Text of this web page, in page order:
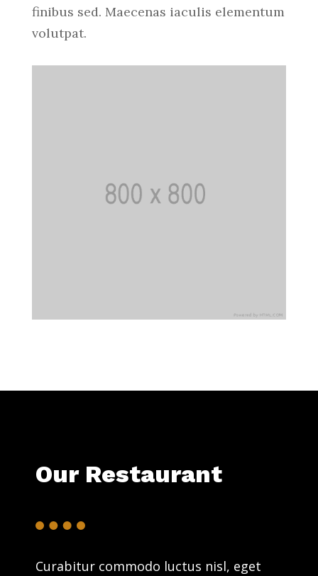
finibus sed. Maecenas iaculis elementum
volutpat.
Our Restaurant
Curabitur commodo luctus nisl, eget